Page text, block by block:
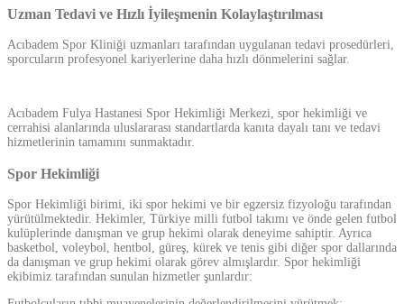
Uzman Tedavi ve Hızlı İyileşmenin Kolaylaştırılması
Acıbadem Spor Kliniği uzmanları tarafından uygulanan tedavi prosedürleri,
sporcuların profesyonel kariyerlerine daha hızlı dönmelerini sağlar.
Acıbadem Fulya Hastanesi Spor Hekimliği Merkezi, spor hekimliği ve
cerrahisi alanlarında uluslararası standartlarda kanıta dayalı tanı ve tedavi
hizmetlerinin tamamını sunmaktadır.
Spor Hekimliği
Spor Hekimliği birimi, iki spor hekimi ve bir egzersiz fizyoloğu tarafından
yürütülmektedir. Hekimler, Türkiye milli futbol takımı ve önde gelen futbol
kulüplerinde danışman ve grup hekimi olarak deneyime sahiptir. Ayrıca
basketbol, voleybol, hentbol, güreş, kürek ve tenis gibi diğer spor dallarında
da danışman ve grup hekimi olarak görev almışlardır. Spor hekimliği
ekibimiz tarafından sunulan hizmetler şunlardır: